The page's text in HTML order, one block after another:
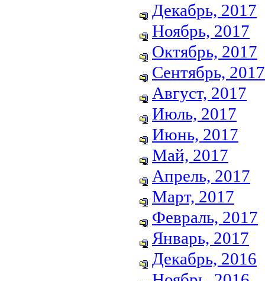
Декабрь, 2017
Ноябрь, 2017
Октябрь, 2017
Сентябрь, 2017
Август, 2017
Июль, 2017
Июнь, 2017
Май, 2017
Апрель, 2017
Март, 2017
Февраль, 2017
Январь, 2017
Декабрь, 2016